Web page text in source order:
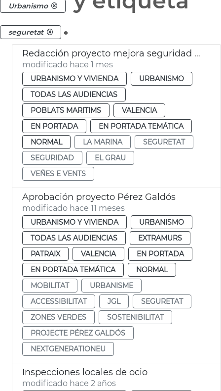
Urbanismo
seguretat .
Redacción proyecto mejora seguridad aparcamiento la Marina València
modificado hace 1 mes
URBANISMO Y VIVIENDA
URBANISMO
TODAS LAS AUDIENCIAS
POBLATS MARITIMS
VALENCIA
EN PORTADA
EN PORTADA TEMÁTICA
NORMAL
LA MARINA
SEGURETAT
SEGURIDAD
EL GRAU
VEÑES E VENTS
Aprobación proyecto Pérez Galdós
modificado hace 11 meses
URBANISMO Y VIVIENDA
URBANISMO
TODAS LAS AUDIENCIAS
EXTRAMURS
PATRAIX
VALENCIA
EN PORTADA
EN PORTADA TEMÁTICA
NORMAL
MOBILITAT
URBANISME
ACCESSIBILITAT
JGL
SEGURETAT
ZONES VERDES
SOSTENIBILITAT
PROJECTE PÉREZ GALDÓS
NEXTGENERATIONEU
Inspecciones locales de ocio
modificado hace 2 años